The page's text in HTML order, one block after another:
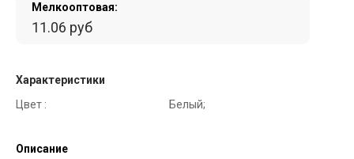
Мелкооптовая:
11.06 руб
Характеристики
Цвет :
Белый;
Описание